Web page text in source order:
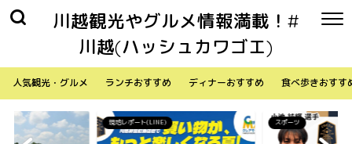
川越観光やグルメ情報満載！#
川越(ハッシュカワゴエ)
人気観光・グルメ ランチおすすめ ディナーおすすめ 食べ歩きおすす
スポーツ 生活